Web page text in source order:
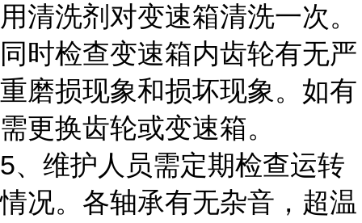
用清洗剂对变速箱清洗一次。
同时检查变速箱内齿轮有无严
重磨损现象和损坏现象。如有
需更换齿轮或变速箱。
5、维护人员需定期检查运转
情况。各轴承有无杂音，超温